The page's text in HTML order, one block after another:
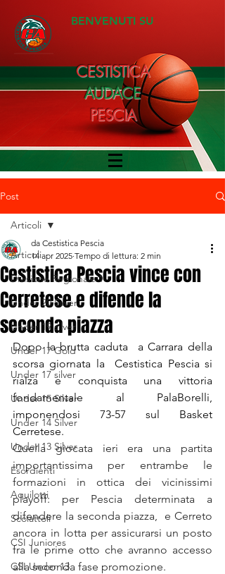
BENVENUTI SU
CESTISTICA
AUDACE
PESCIA
Post
Articoli
Divisione Regionale 1
Under 20 Silver
Under 19 silver
Under 17 Gold
Under 17 silver
Under 15 Silver
Under 14 Silver
Under 13 Silver
Esordienti
Aquilotti
Scoiattoli
CSI Juniores
CSI Under 13
Articoli
Cestistica Pescia vince con
Cerretese e difende la
seconda piazza
da Cestistica Pescia
14 apr 2025 Tempo di lettura: 2 min
Dopo la brutta caduta  a Carrara della
scorsa giornata la  Cestistica Pescia si
rialza e conquista una vittoria
fondamentale al PalaBorelli,
imponendosi 73-57 sul Basket
Cerretese.
Quella giocata ieri era una partita
importantissima per entrambe le
formazioni in ottica dei vicinissimi
playoff: per Pescia determinata a
difendere la seconda piazza,  e Cerreto
ancora in lotta per assicurarsi un posto
fra le prime otto che avranno accesso
alla seconda fase promozione.